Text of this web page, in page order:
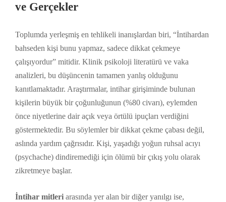
ve Gerçekler
Toplumda yerleşmiş en tehlikeli inanışlardan biri, “İntihardan
bahseden kişi bunu yapmaz, sadece dikkat çekmeye
çalışıyordur” mitidir. Klinik psikoloji literatürü ve vaka
analizleri, bu düşüncenin tamamen yanlış olduğunu
kanıtlamaktadır. Araştırmalar, intihar girişiminde bulunan
kişilerin büyük bir çoğunluğunun (%80 civarı), eylemden
önce niyetlerine dair açık veya örtülü ipuçları verdiğini
göstermektedir. Bu söylemler bir dikkat çekme çabası değil,
aslında yardım çağrısıdır. Kişi, yaşadığı yoğun ruhsal acıyı
(psychache) dindiremediği için ölümü bir çıkış yolu olarak
zikretmeye başlar.
İntihar mitleri arasında yer alan bir diğer yanılgı ise,